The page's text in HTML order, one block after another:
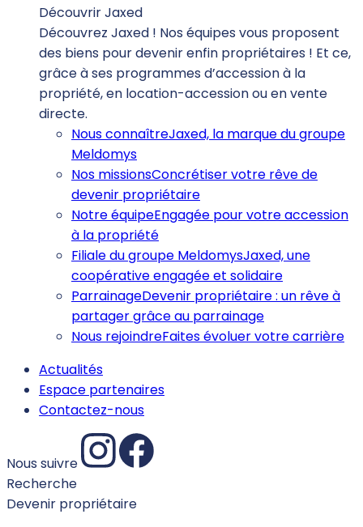
Découvrir Jaxed
Découvrez Jaxed ! Nos équipes vous proposent
des biens pour devenir enfin propriétaires ! Et ce,
grâce à ses programmes d’accession à la
propriété, en location-accession ou en vente
directe.
Nous connaîtreJaxed, la marque du groupe
Meldomys
Nos missionsConcrétiser votre rêve de
devenir propriétaire
Notre équipeEngagée pour votre accession
à la propriété
Filiale du groupe MeldomysJaxed, une
coopérative engagée et solidaire
ParrainageDevenir propriétaire : un rêve à
partager grâce au parrainage
Nous rejoindreFaites évoluer votre carrière
Actualités
Espace partenaires
Contactez-nous
Nous suivre
Recherche
Devenir propriétaire